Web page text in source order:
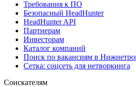
Требования к ПО
Безопасный HeadHunter
HeadHunter API
Партнерам
Инвесторам
Каталог компаний
Поиск по вакансиям в
Сетка: соцсеть для нетворкинга
Соискателям